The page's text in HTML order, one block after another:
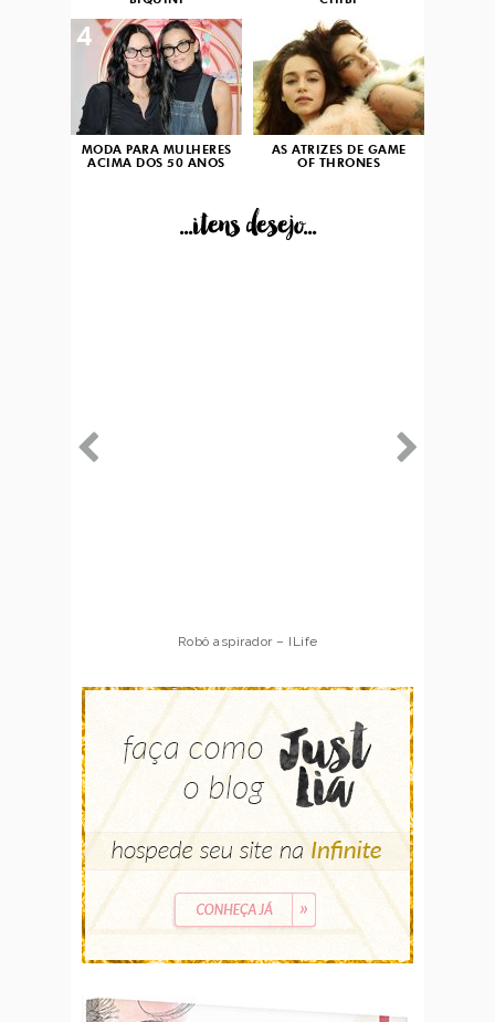
MODA PARA MULHERES
ACIMA DOS 50 ANOS
4
AS ATRIZES DE GAME
OF THRONES
...itens desejo...
Robô aspirador – ILife